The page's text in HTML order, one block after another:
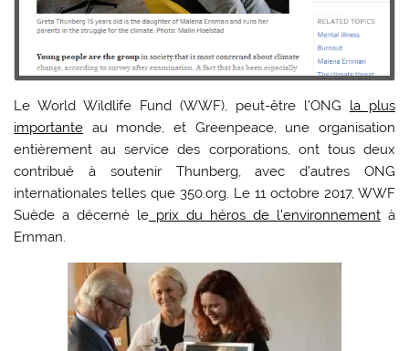
Le World Wildlife Fund (WWF), peut-être l’ONG la plus
importante au monde, et Greenpeace, une organisation
entièrement au service des corporations, ont tous deux
contribué à soutenir Thunberg, avec d’autres ONG
internationales telles que 350.org. Le 11 octobre 2017, WWF
Suède a décerné le prix du héros de l’environnementà
Ernman.